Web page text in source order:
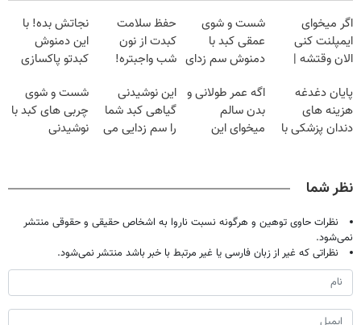
اگر میخوای
ایمپلنت کنی
الان وقتشه |
میلیون تومان!!!
شست و شوی
عمقی کبد با
دمنوش سم زدای
حفظ سلامت
کبدت از نون
شب واجبتره!
نجاتش بده! با
این دمنوش
کبدتو پاکسازی
مرجوعی
پایان دغدغه
هزینه های
دندان پزشکی با
اگه عمر طولانی و
بدن سالم
میخوای این
این نوشیدنی
گیاهی کبد شما
را سم زدایی می
شست و شوی
چربی های کبد با
نوشیدنی
نظر شما
نظرات حاوی توهین و هرگونه نسبت ناروا به اشخاص حقیقی و حقوقی منتشر
نمی‌شود.
نظراتی که غیر از زبان فارسی یا غیر مرتبط با خبر باشد منتشر نمی‌شود.